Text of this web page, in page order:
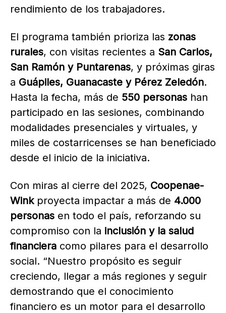
rendimiento de los trabajadores.
El programa también prioriza las zonas
rurales, con visitas recientes a San Carlos,
San Ramón y Puntarenas, y próximas giras
a Guápiles, Guanacaste y Pérez Zeledón.
Hasta la fecha, más de 550 personas han
participado en las sesiones, combinando
modalidades presenciales y virtuales, y
miles de costarricenses se han beneficiado
desde el inicio de la iniciativa.
Con miras al cierre del 2025, Coopenae-
Winkproyecta impactar a más de 4.000
personas en todo el país, reforzando su
compromiso con la inclusión y la salud
financiera como pilares para el desarrollo
social. “Nuestro propósito es seguir
creciendo, llegar a más regiones y seguir
demostrando que el conocimiento
financiero es un motor para el desarrollo